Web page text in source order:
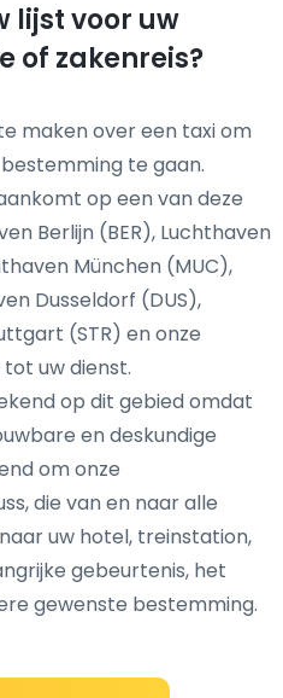
lijst voor uw
of zakenreis?
maken over een taxi om
te gaan.
op een van deze
Berlijn (BER), Luchthaven
München (MUC),
Dusseldorf (DUS),
(STR) en onze
uw dienst.
op dit gebied omdat
en deskundige
om onze
die van en naar alle
uw hotel, treinstation,
gebeurtenis, het
gewenste bestemming.